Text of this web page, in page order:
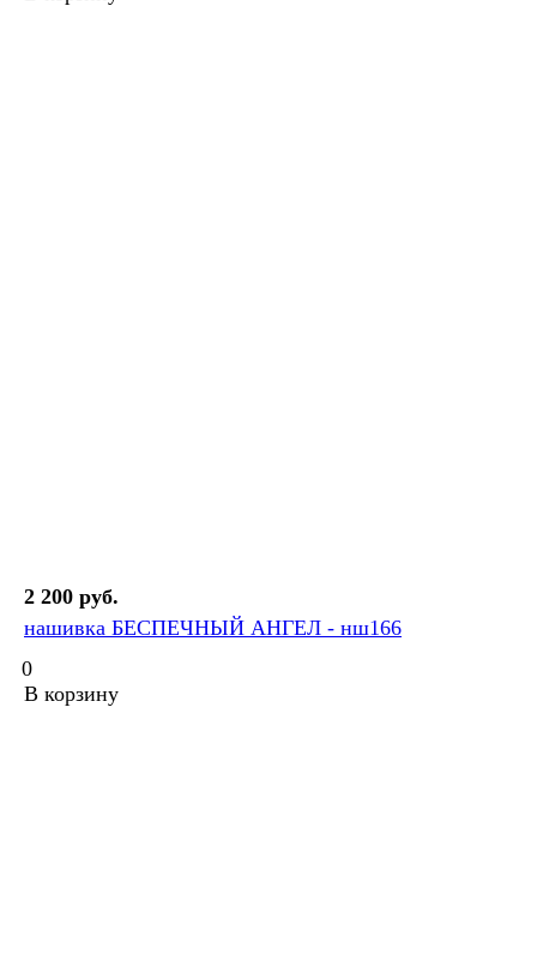
2 200 руб.
нашивка БЕСПЕЧНЫЙ АНГЕЛ - нш166
0
В корзину